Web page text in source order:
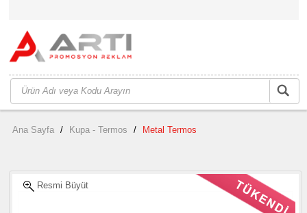
Ana Sayfa / Kupa - Termos / Metal Termos
Resmi Büyüt